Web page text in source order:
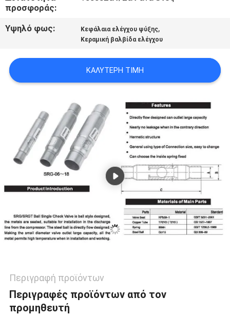
ΜΕ
ΑΠΌΣΠΑΣΜΑ
SITEMAP
ΠΟΛΙΤΙΚΉ
ΑΠΟΡΡΉΤΟΥ
προσφοράς:
Υψηλό φως: Κεφάλαια ελέγχου ψύξης,
Κεραμική βαλβίδα ελέγχου
ΚΑΛΎΤΕΡΗ ΤΙΜΉ
Περιγραφή προϊόντων
Περιγραφές προϊόντων από τον
προμηθευτή